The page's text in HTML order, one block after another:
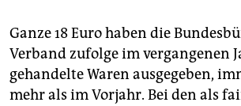
Ganze 18 Euro haben die
Verband zufolge im vergangenen
gehandelte Waren ausgegeben,
mehr als im Vorjahr. Bei den als